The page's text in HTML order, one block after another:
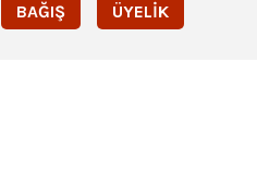
BAĞIŞ ÜYELIK